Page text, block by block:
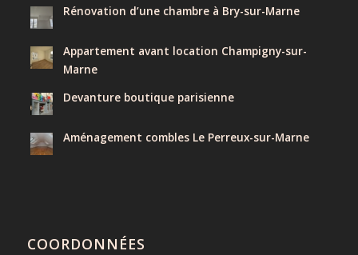
Rénovation d’une chambre à Bry-sur-Marne
Appartement avant location Champigny-sur-
Marne
Devanture boutique parisienne
Aménagement combles Le Perreux-sur-Marne
COORDONNÉES